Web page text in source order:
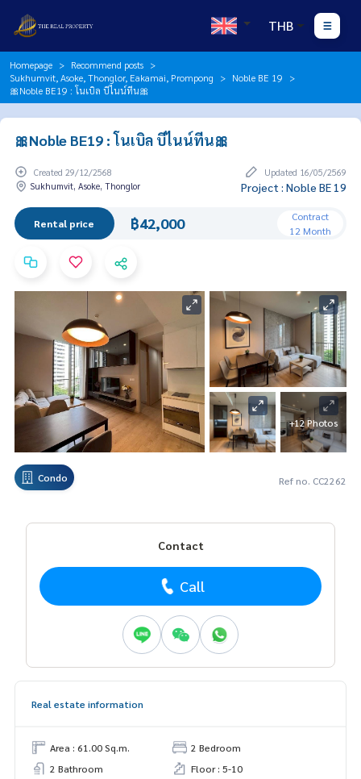
THB
Homepage
Recommend posts
Sukhumvit, Asoke, Thonglor, Eakamai, Prompong
Noble BE 19
🎀Noble BE19 : โนเบิล บีไนน์ทีน🎀
🎀Noble BE19 : โนเบิล บีไนน์ทีน🎀
Created 29/12/2568
Updated 16/05/2569
Sukhumvit, Asoke, Thonglor
Project : Noble BE 19
Rental price ฿42,000
Contract
12 Month
+12 Photos
Condo Ref no. CC2262
Contact
Call
Real estate information
Area : 61.00 Sq.m.
2 Bedroom
2 Bathroom
Floor : 5-10